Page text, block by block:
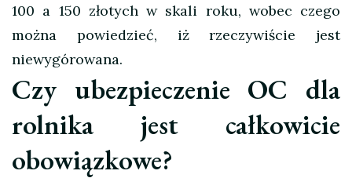
100 a 150 złotych w skali roku, wobec czego
można powiedzieć, iż rzeczywiście jest
niewygórowana.
Czy ubezpieczenie OC dla
rolnika jest całkowicie
obowiązkowe?